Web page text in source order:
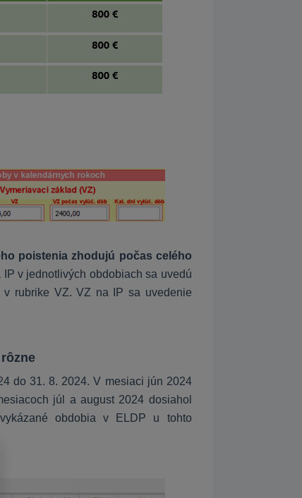
poistenia zhodujú počas celého
v jednotlivých obdobiach sa uvedú
rubrike VZ. VZ na IP sa uvedenie
do 31. 8. 2024. V mesiaci jún 2024
júl a august 2024 dosiahol
obdobia v ELDP u tohto